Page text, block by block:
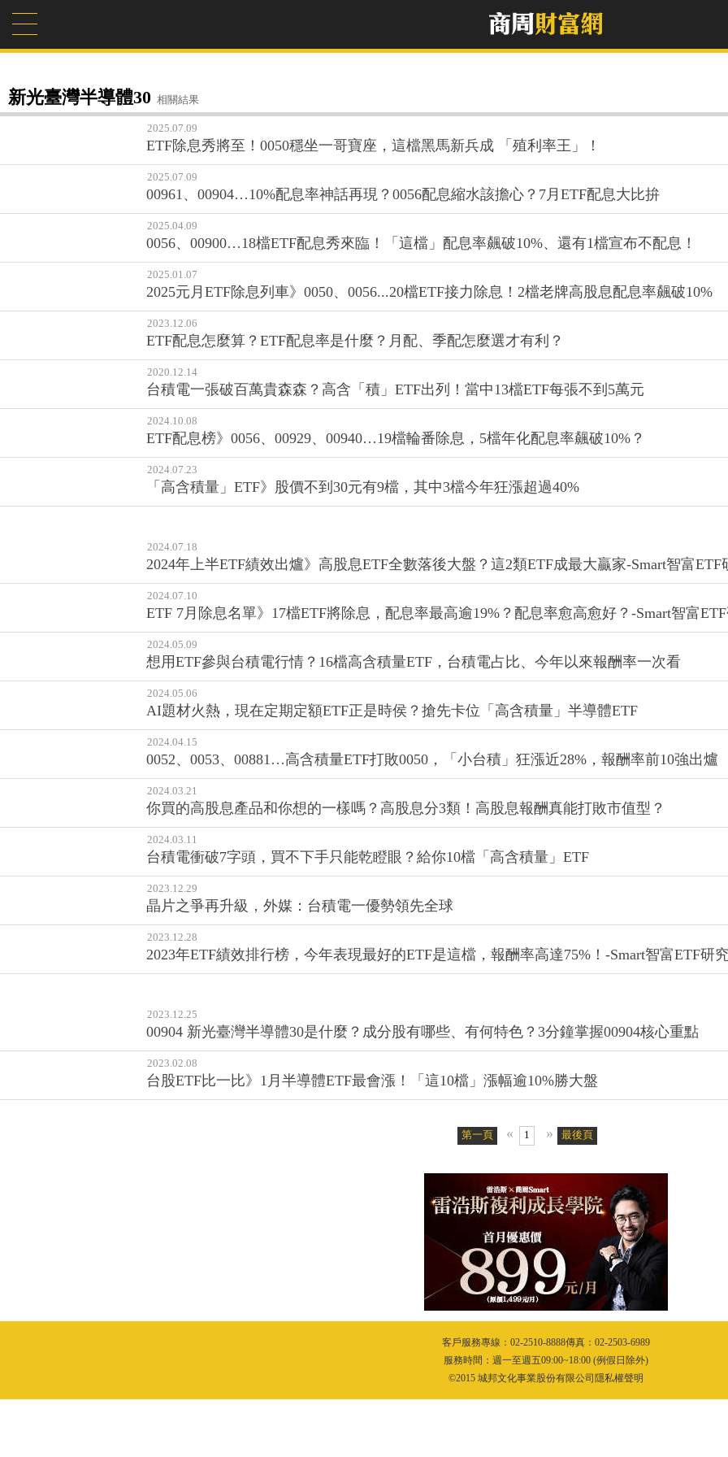
新光臺灣半導體30 相關結果
2025.07.09
ETF除息秀將至！0050穩坐一哥寶座，這檔黑馬新兵成 「殖利率王」！
2025.07.09
00961、00904…10%配息率神話再現？0056配息縮水該擔心？7月ETF配息大比拚
2025.04.09
0056、00900…18檔ETF配息秀來臨！「這檔」配息率飆破10%、還有1檔宣布不配息！
2025.01.07
2025元月ETF除息列車》0050、0056...20檔ETF接力除息！2檔老牌高股息配息率飆破10%
2023.12.06
ETF配息怎麼算？ETF配息率是什麼？月配、季配怎麼選才有利？
2020.12.14
台積電一張破百萬貴森森？高含「積」ETF出列！當中13檔ETF每張不到5萬元
2024.10.08
ETF配息榜》0056、00929、00940…19檔輪番除息，5檔年化配息率飆破10%？
2024.07.23
「高含積量」ETF》股價不到30元有9檔，其中3檔今年狂漲超過40%
2024.07.18
2024年上半ETF績效出爐》高股息ETF全數落後大盤？這2類ETF成最大贏家-Smart智富ETF
2024.07.10
ETF 7月除息名單》17檔ETF將除息，配息率最高逾19%？配息率愈高愈好？-Smart智富
2024.05.09
想用ETF參與台積電行情？16檔高含積量ETF，台積電占比、今年以來報酬率一次看
2024.05.06
AI題材火熱，現在定期定額ETF正是時侯？搶先卡位「高含積量」半導體ETF
2024.04.15
0052、0053、00881…高含積量ETF打敗0050，「小台積」狂漲近28%，報酬率前10強出爐
2024.03.21
你買的高股息產品和你想的一樣嗎？高股息分3類！高股息報酬真能打敗市值型？
2024.03.11
台積電衝破7字頭，買不下手只能乾瞪眼？給你10檔「高含積量」ETF
2023.12.29
晶片之爭再升級，外媒：台積電一優勢領先全球
2023.12.28
2023年ETF績效排行榜，今年表現最好的ETF是這檔，報酬率高達75%！-Smart智富ETF研
2023.12.25
00904 新光臺灣半導體30是什麼？成分股有哪些、有何特色？3分鐘掌握00904核心重點
2023.02.08
台股ETF比一比》1月半導體ETF最會漲！「這10檔」漲幅逾10%勝大盤
第一頁 « 1 » 最後頁
客戶服務專線：02-2510-8888傳真：02-2503-6989
服務時間：週一至週五09:00~18:00 (例假日除外)
©2015 城邦文化事業股份有限公司隱私權聲明